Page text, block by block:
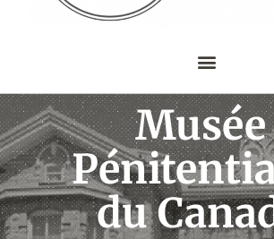
Musée
du